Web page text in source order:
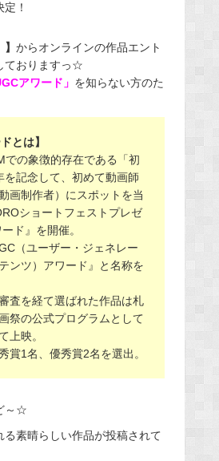
！
からオンラインの作品エント
ておりますっ☆
アワード」 を知らない方のた
とは】
での象徴的存在である「初
を記念して、初めて動画師
画制作者）にスポットを当
ショートフェストプレゼ
ド』を開催。
（ユーザー・ジェネレー
ンツ）アワード』と名称を
査を経て選ばれた作品は札
祭の公式プログラムとして
上映。
賞1名、優秀賞2名を選出。
～☆
る素晴らしい作品が投稿されて